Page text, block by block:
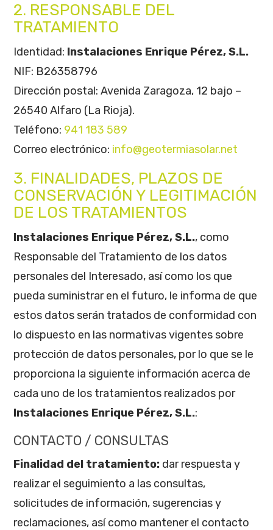
2. RESPONSABLE DEL
TRATAMIENTO
Identidad: Instalaciones Enrique Pérez, S.L.
NIF: B26358796
Dirección postal: Avenida Zaragoza, 12 bajo –
26540 Alfaro (La Rioja).
Teléfono: 941 183 589
Correo electrónico: info@geotermiasolar.net
3. FINALIDADES, PLAZOS DE
CONSERVACIÓN Y LEGITIMACIÓN
DE LOS TRATAMIENTOS
Instalaciones Enrique Pérez, S.L., como
Responsable del Tratamiento de los datos
personales del Interesado, así como los que
pueda suministrar en el futuro, le informa de que
estos datos serán tratados de conformidad con
lo dispuesto en las normativas vigentes sobre
protección de datos personales, por lo que se le
proporciona la siguiente información acerca de
cada uno de los tratamientos realizados por
Instalaciones Enrique Pérez, S.L.:
CONTACTO / CONSULTAS
Finalidad del tratamiento: dar respuesta y
realizar el seguimiento a las consultas,
solicitudes de información, sugerencias y
reclamaciones, así como mantener el contacto